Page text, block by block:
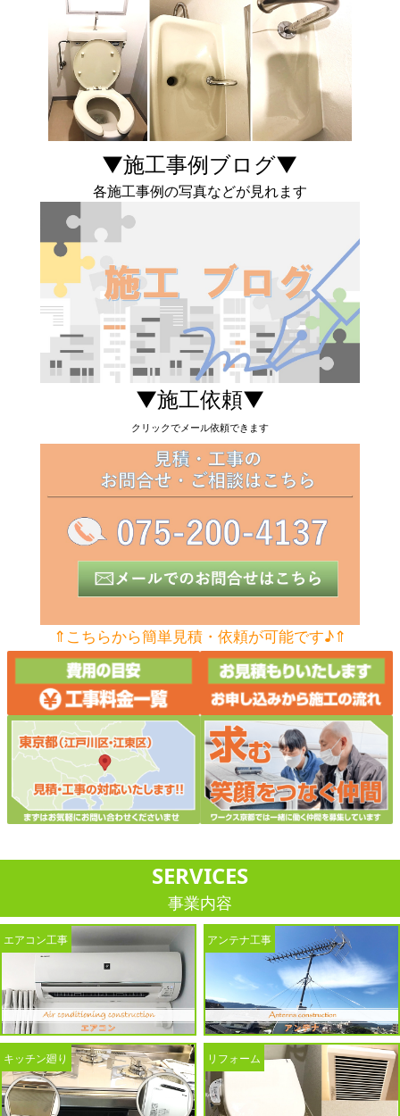
▼施工事例ブログ▼
各施工事例の写真などが見れます
▼施工依頼▼
クリックでメール依頼できます
⇑こちらから簡単見積・依頼が可能です♪⇑
SERVICES
事業内容
エアコン工事 アンテナ工事
キッチン廻り リフォーム